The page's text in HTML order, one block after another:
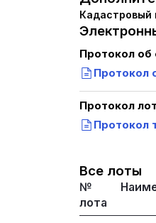
Кадастровый
Протокол об
Протокол
Протокол
Протокол
Все лоты
№
лота